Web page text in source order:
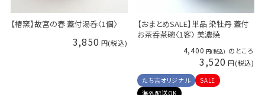
【椿窯】故宮の春 蓋付湯呑〈1個〉
3,850
【おまとめSALE】単品 染牡丹 蓋付
お茶呑茶碗〈1客〉 美濃焼
4,400 のところ
3,520
たち吉オリジナル
SALE
海外配送OK